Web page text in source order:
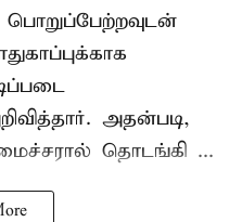
பொறுப்பேற்றவுடன்
அதன்படி,
தொடங்கி ...